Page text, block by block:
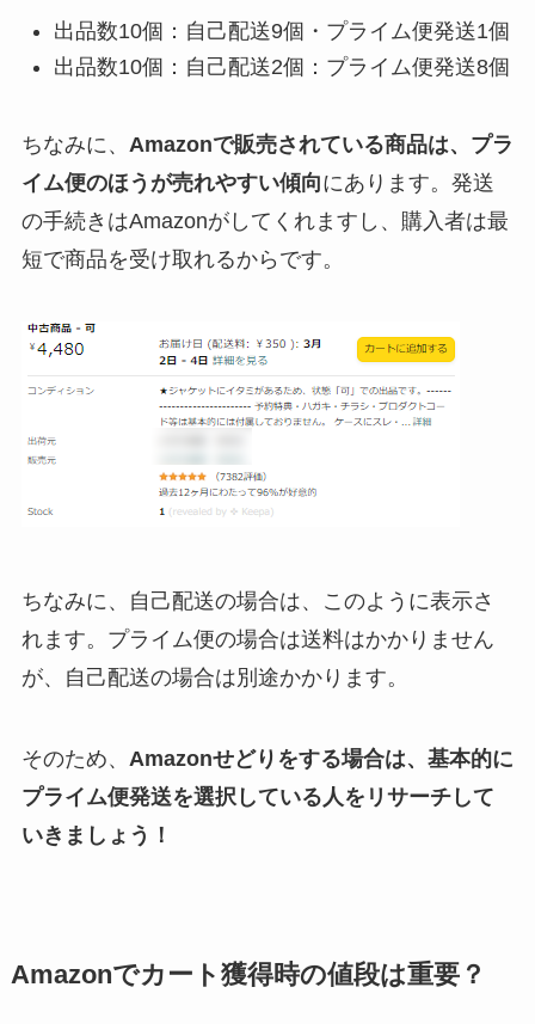
出品数10個：自己配送9個・プライム便発送1個
出品数10個：自己配送2個：プライム便発送8個
ちなみに、 Amazonで販売されている商品は、プラ
イム便のほうが売れやすい傾向にあります。発送
の手続きはAmazonがしてくれますし、購入者は最
短で商品を受け取れるからです。
ちなみに、自己配送の場合は、このように表示さ
れます。プライム便の場合は送料はかかりません
が、自己配送の場合は別途かかります。
そのため、 Amazonせどりをする場合は、基本的に
プライム便発送を選択している人をリサーチして
いきましょう！
Amazonでカート獲得時の値段は重要？